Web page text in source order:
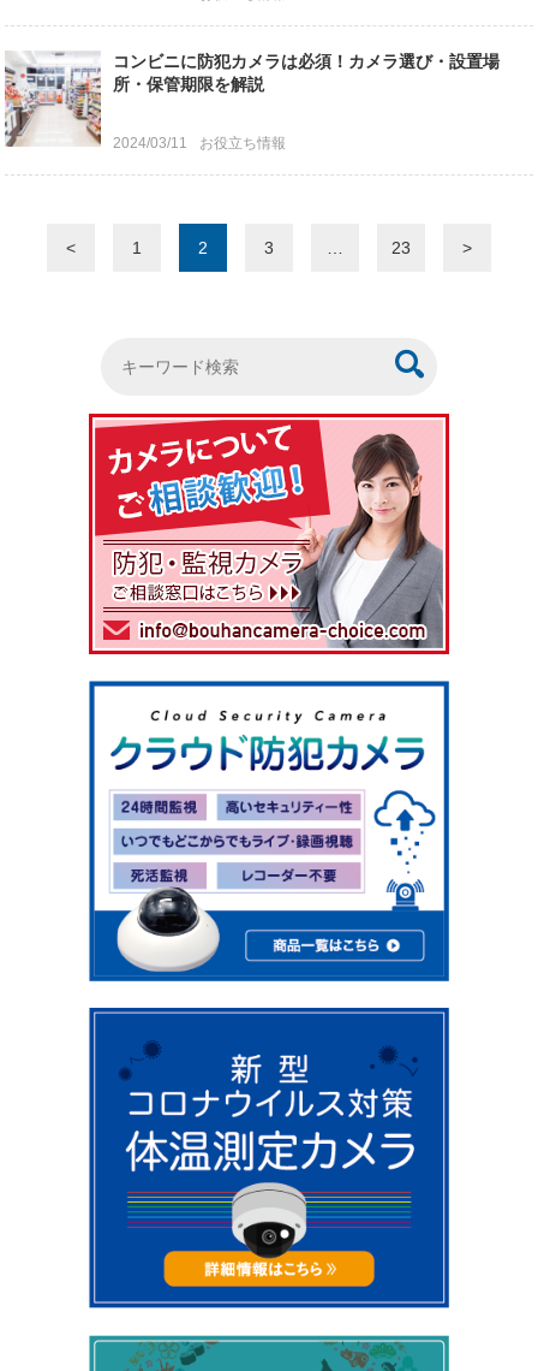
コンビニに防犯カメラは必須！カメラ選び・設置場
所・保管期限を解説
2024/03/11 お役立ち情報
< 1 2 3 23 >